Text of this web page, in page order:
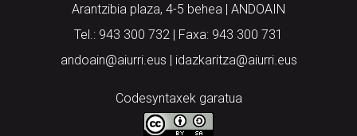
Arantzibia plaza, 4-5 behea | ANDOAIN
Tel.: 943 300 732 | Faxa: 943 300 731
andoain@aiurri.eus | idazkaritza@aiurri.eus
Codesyntaxek garatua